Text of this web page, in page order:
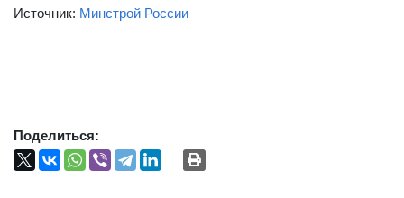
Поделиться: